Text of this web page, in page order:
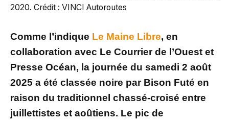
2020. Crédit : VINCI Autoroutes
Comme l’indique Le Maine Libre, en
collaboration avec Le Courrier de l’Ouest et
Presse Océan, la journée du samedi 2 août
2025 a été classée noire par Bison Futé en
raison du traditionnel chassé-croisé entre
juillettistes et aoûtiens. Le pic de